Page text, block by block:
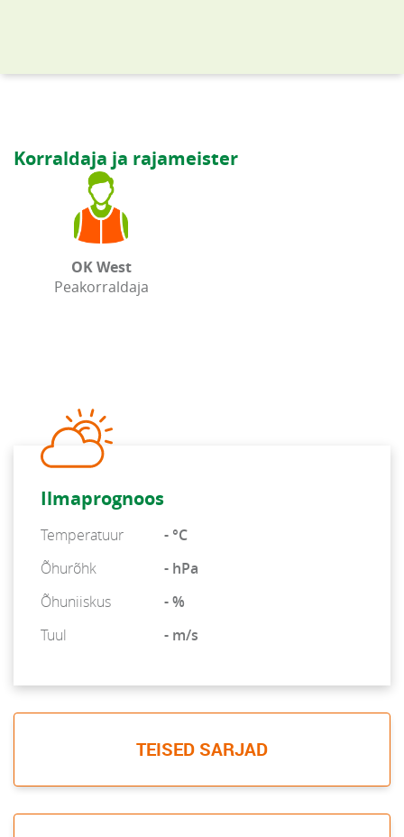
Korraldaja ja rajameister
OK West
Peakorraldaja
Ilmaprognoos
Temperatuur
- °C
Õhurõhk
- hPa
Õhuniiskus
- %
Tuul
- m/s
TEISED SARJAD